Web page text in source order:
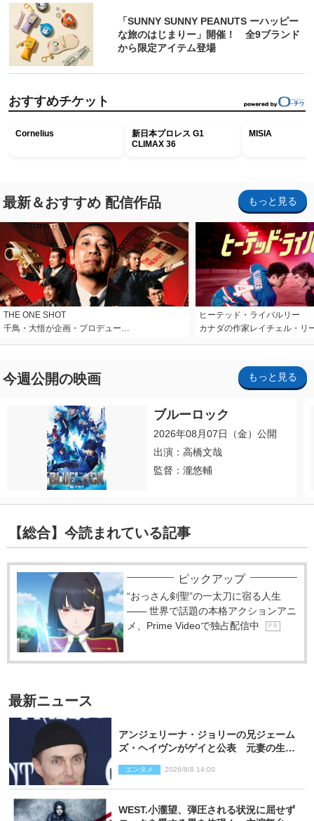
「SUNNY SUNNY PEANUTS ーハッピー
な旅のはじまりー」開催！ 全9ブランド
から限定アイテム登場
おすすめチケット
Cornelius
新日本プロレス G1
CLIMAX 36
MISIA
最新＆おすすめ 配信作品 もっと見る
THE ONE SHOT
千鳥・大悟が企画・プロデュー…
ヒーテッド・ライバルリー
カナダの作家レイチェル・リ
今週公開の映画 もっと見る
ブルーロック
2026年08月07日（金）公開
出演：高橋文哉
監督：瀧悠輔
【総合】今読まれている記事
ピックアップ
“おっさん剣聖”の一太刀に宿る人生
―― 世界で話題の本格アクションアニ
メ、Prime Videoで独占配信中
P R
最新ニュース
アンジェリーナ・ジョリーの兄ジェーム
ズ・ヘイヴンがゲイと公表 元妻の生配
エンタメ 2026/8/8 14:00
WEST.小瀧望、弾圧される状況に屈せず